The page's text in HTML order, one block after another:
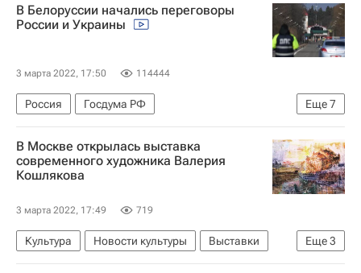
Генеральная Ассамблея ООН
В Белоруссии начались переговоры
России и Украины
3 марта 2022, 17:50 114444
Еще7
Россия
Госдума РФ
Верховная Рада Украины
Киев
Москва
Леонид Слуцкий (политик)
Алексей Резников
Владимир Мединский
В Москве открылась выставка
современного художника Валерия
Кошлякова
3 марта 2022, 17:49 719
Еще3
Культура Новости культуры
Выставки
Искусство
Москва Россия